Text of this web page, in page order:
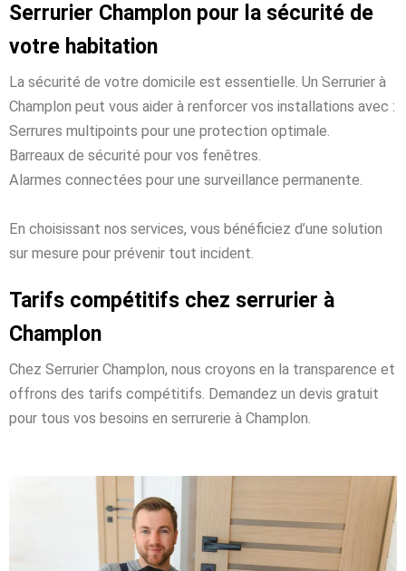
Serrurier Champlon pour la sécurité de
votre habitation
La sécurité de votre domicile est essentielle. Un Serrurier à
Champlon peut vous aider à renforcer vos installations avec :
Serrures multipoints pour une protection optimale.
Barreaux de sécurité pour vos fenêtres.
Alarmes connectées pour une surveillance permanente.
En choisissant nos services, vous bénéficiez d’une solution
sur mesure pour prévenir tout incident.
Tarifs compétitifs chez serrurier à
Champlon
Chez Serrurier Champlon, nous croyons en la transparence et
offrons des tarifs compétitifs. Demandez un devis gratuit
pour tous vos besoins en serrurerie à Champlon.